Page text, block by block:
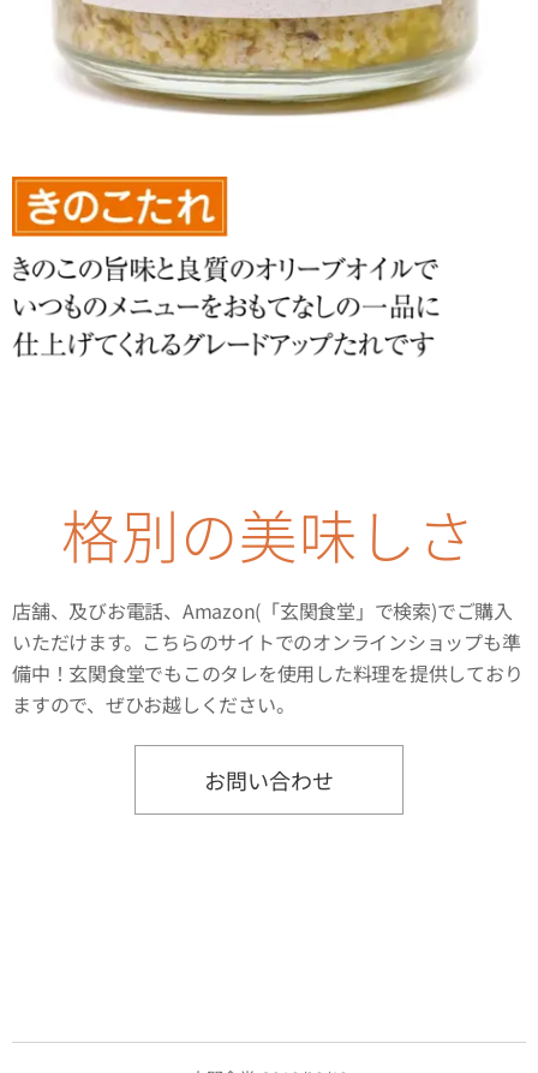
格別の美味しさ
店舗、及びお電話、Amazon(「玄関食堂」で検索)でご購入
いただけます。こちらのサイトでのオンラインショップも準
備中！玄関食堂でもこのタレを使用した料理を提供しており
ますので、ぜひお越しください。
お問い合わせ